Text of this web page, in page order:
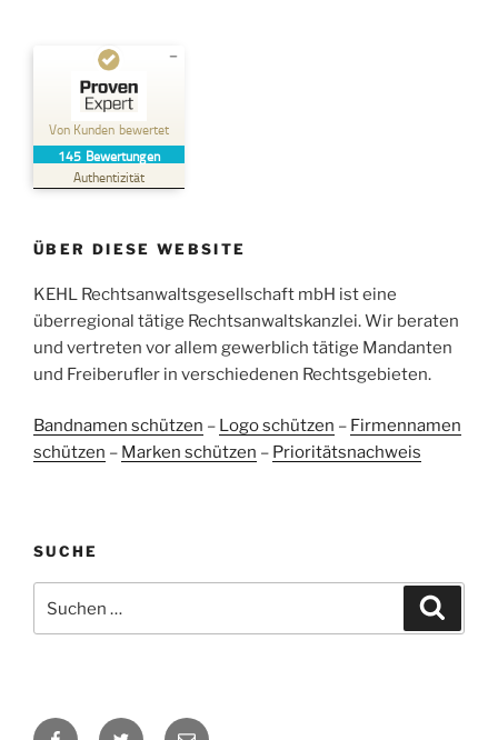
Von Kunden bewertet
145 Bewertungen
Authentizität
Kundenbewertungen und Erfahrungen zu
Kehl Rechtsanwaltsgesellschaft mbH
SEHR GUT
Bewertungen auf
ProvenExpert.com
Bewertungen von
2
anderen Quellen
Blick aufs ProvenExpert-Profil werfen
ÜBER DIESE WEBSITE
KEHL Rechtsanwaltsgesellschaft mbH ist eine
überregional tätige Rechtsanwaltskanzlei. Wir beraten
und vertreten vor allem gewerblich tätige Mandanten
und Freiberufler in verschiedenen Rechtsgebieten.
Bandnamen schützen – Logo schützen – Firmennamen
schützen – Marken schützen – Prioritätsnachweis
SUCHE
nach:
FacebookTwitter E-